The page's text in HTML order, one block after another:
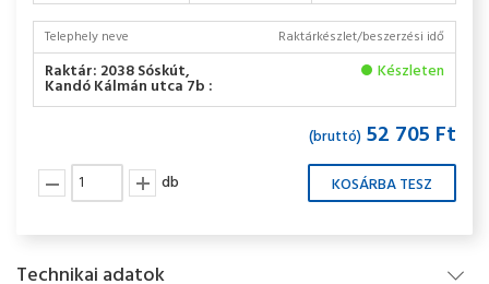
Telephely neve Raktárkészlet/beszerzési idő
Raktár: 2038 Sóskút,
Kandó Kálmán utca 7b :
Készleten
(bruttó) 52 705 Ft
db
Technikai adatok